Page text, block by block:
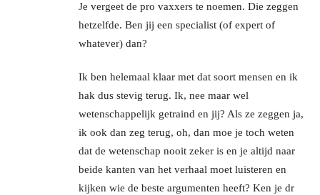
Je vergeet de pro vaxxers te noemen. Die zeggen
hetzelfde. Ben jij een specialist (of expert of
whatever) dan?
Ik ben helemaal klaar met dat soort mensen en ik
hak dus stevig terug. Ik, nee maar wel
wetenschappelijk getraind en jij? Als ze zeggen ja,
ik ook dan zeg terug, oh, dan moe je toch weten
dat de wetenschap nooit zeker is en je altijd naar
beide kanten van het verhaal moet luisteren en
kijken wie de beste argumenten heeft? Ken je dr